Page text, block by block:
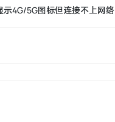
示4G/5G图标但连接不上网络